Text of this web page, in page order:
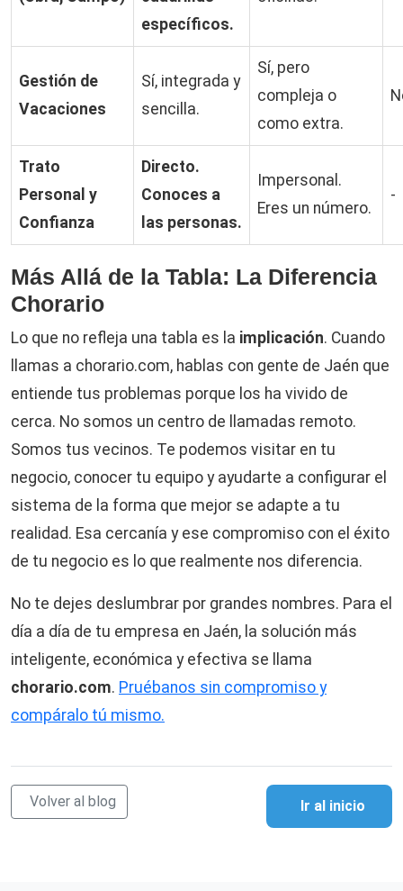
específicos.
Gestión de
Vacaciones
Sí, integrada y
sencilla.
Sí, pero
compleja o
como extra.
Trato
Personal y
Confianza
Directo.
Conoces a
las personas.
Impersonal.
Eres un número.
-
Más Allá de la Tabla: La Diferencia
Chorario
Lo que no refleja una tabla es la implicación. Cuando
llamas a chorario.com, hablas con gente de Jaén que
entiende tus problemas porque los ha vivido de
cerca. No somos un centro de llamadas remoto.
Somos tus vecinos. Te podemos visitar en tu
negocio, conocer tu equipo y ayudarte a configurar el
sistema de la forma que mejor se adapte a tu
realidad. Esa cercanía y ese compromiso con el éxito
de tu negocio es lo que realmente nos diferencia.
No te dejes deslumbrar por grandes nombres. Para el
día a día de tu empresa en Jaén, la solución más
inteligente, económica y efectiva se llama
chorario.com. Pruébanos sin compromiso y
compáralo tú mismo.
Volver al blog Ir al inicio